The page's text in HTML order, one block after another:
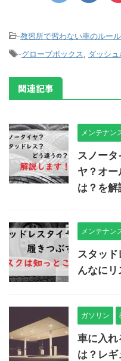
-教習所で習わない車のルール
-グローブボックス ダッシ
関連記事
メンテナン
スノー
ヤ？オ
は？を解
メンテナン
スタッ
んなにリ
ガソリン
車に入れ
は？レギ